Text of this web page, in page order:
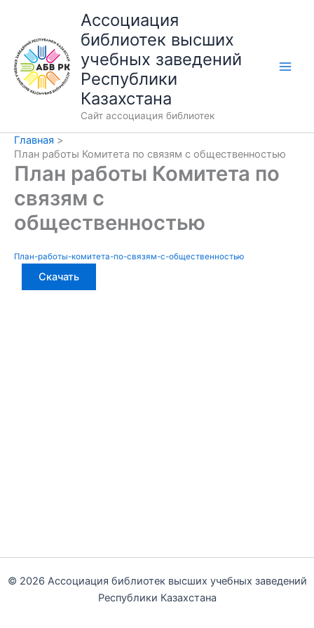
содержимому
Ассоциация
библиотек высших
учебных заведений
Республики
Казахстана
Сайт ассоциация библиотек
Главная
План работы Комитета по связям с общественностью
План работы Комитета по
связям с
общественностью
План-работы-комитета-по-связям-с-общественностью
Скачать
© 2026 Ассоциация библиотек высших учебных заведений
Республики Казахстана